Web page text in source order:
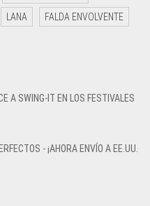
LANA FALDA ENVOLVENTE
A SWING-IT EN LOS FESTIVALES
- ¡AHORA ENVÍO A EE.UU.